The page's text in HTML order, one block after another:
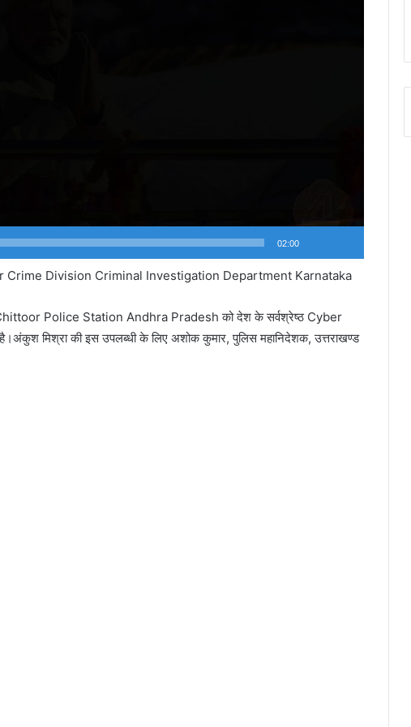
02:00
Crime Division Criminal Investigation Department Karnataka
Police Station Andhra Pradesh को देश के सर्वश्रेष्ठ Cyber
मिश्रा की इस उपलब्धी के लिए अशोक कुमार, पुलिस महानिदेशक, उत्तराखण्ड